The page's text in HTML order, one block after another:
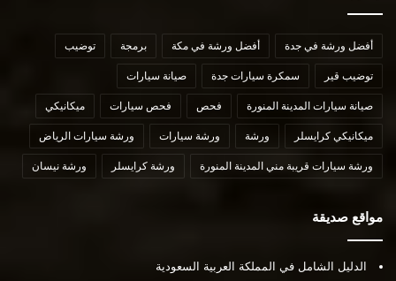
أفضل ورشة في جدة أفضل ورشة في مكة برمجة توضيب
توضيب قير سمكرة سيارات جدة صيانة سيارات
صيانة سيارات المدينة المنورة فحص فحص سيارات ميكانيكي
ميكانيكي كرايسلر ورشة ورشة سيارات ورشة سيارات الرياض
ورشة سيارات قريبة مني المدينة المنورة ورشة كرايسلر ورشة نيسان
مواقع صديقة
الدليل الشامل في المملكة العربية السعودية